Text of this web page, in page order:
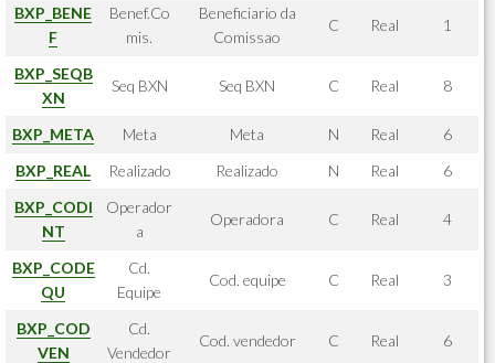
BXP_BENE
F
Benef.Co
mis.
Beneficiario da
Comissao
C Real 1
BXP_SEQB
XN
Seq BXN Seq BXN C Real 8
BXP_META Meta Meta N Real
6
BXP_REAL
Realizado Realizado N Real
6
BXP_CODI
NT
Operador
a
Operadora C Real 4
BXP_CODE
QU
Cd.
Equipe
Cod. equipe C Real 3
BXP_COD
VEN
Cd.
Vendedor
Cod. vendedor C Real 6